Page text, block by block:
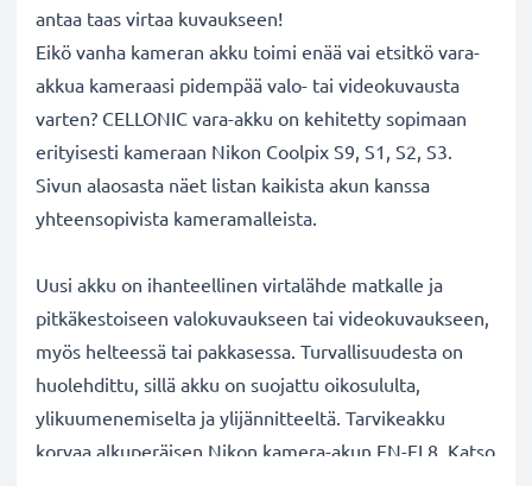
antaa taas virtaa kuvaukseen!
Eikö vanha kameran akku toimi enää vai etsitkö vara-
akkua kameraasi pidempää valo- tai videokuvausta
varten? CELLONIC vara-akku on kehitetty sopimaan
erityisesti kameraan Nikon Coolpix S9, S1, S2, S3.
Sivun alaosasta näet listan kaikista akun kanssa
yhteensopivista kameramalleista.
Uusi akku on ihanteellinen virtalähde matkalle ja
pitkäkestoiseen valokuvaukseen tai videokuvaukseen,
myös helteessä tai pakkasessa. Turvallisuudesta on
huolehdittu, sillä akku on suojattu oikosululta,
ylikuumenemiselta ja ylijännitteeltä. Tarvikeakku
korvaa alkuperäisen Nikon kamera-akun EN-EL8. Katso